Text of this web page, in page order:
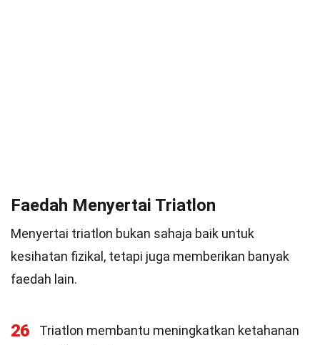
Faedah Menyertai Triatlon
Menyertai triatlon bukan sahaja baik untuk
kesihatan fizikal, tetapi juga memberikan banyak
faedah lain.
26
Triatlon membantu meningkatkan ketahanan